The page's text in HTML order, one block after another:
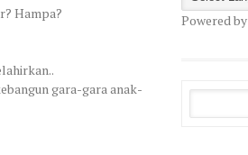
Hampa?
gara-gara anak-
Powered by